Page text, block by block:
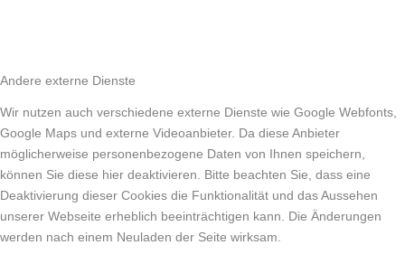
Andere externe Dienste
Wir nutzen auch verschiedene externe Dienste wie Google Webfonts,
Google Maps und externe Videoanbieter. Da diese Anbieter
möglicherweise personenbezogene Daten von Ihnen speichern,
können Sie diese hier deaktivieren. Bitte beachten Sie, dass eine
Deaktivierung dieser Cookies die Funktionalität und das Aussehen
unserer Webseite erheblich beeinträchtigen kann. Die Änderungen
werden nach einem Neuladen der Seite wirksam.